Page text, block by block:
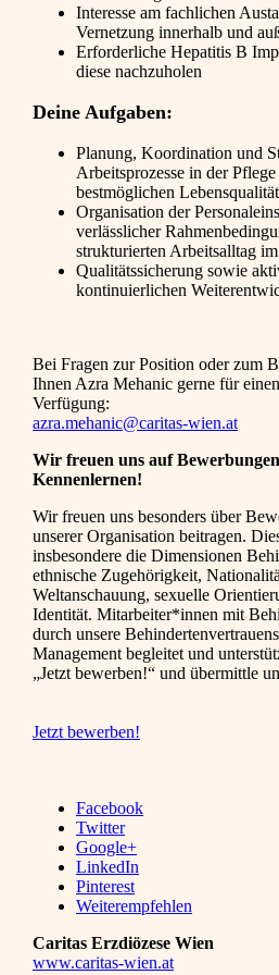
Interesse am fachlichen
Vernetzung innerhalb und
Erforderliche Hepatitis B
diese nachzuholen
Deine Aufgaben:
Planung, Koordination und
Arbeitsprozesse in der
bestmöglichen
Organisation der
verlässlicher
strukturierten Arbeitsalltag
Qualitätssicherung sowie
kontinuierlichen
Bei Fragen zur Position oder zum
Ihnen Azra Mehanic gerne für
Verfügung:
azra.mehanic@caritas-wien.at
Wir freuen uns auf
Kennenlernen!
Wir freuen uns besonders über
unserer Organisation beitragen.
insbesondere die Dimensionen
ethnische Zugehörigkeit,
Weltanschauung, sexuelle
Identität. Mitarbeiter*innen mit
durch unsere
Management begleitet und
„Jetzt bewerben!“ und übermittle
Jetzt bewerben!
Facebook
Twitter
Google+
LinkedIn
Pinterest
Weiterempfehlen
Caritas Erzdiözese Wien
www.caritas-wien.at